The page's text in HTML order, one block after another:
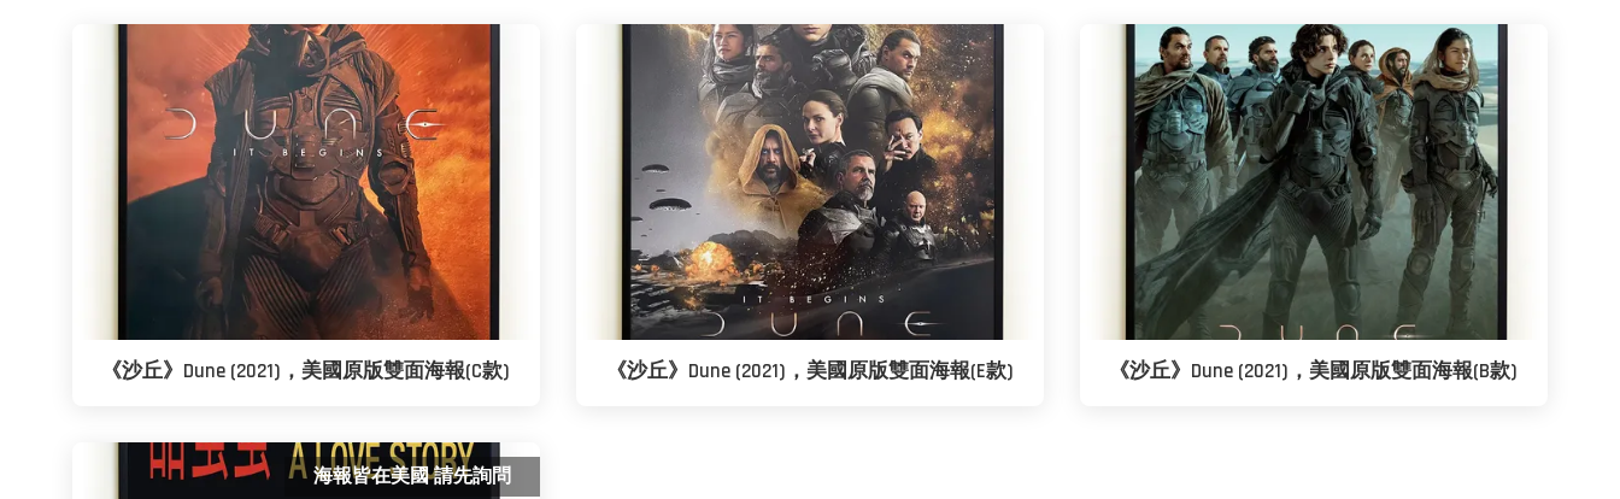
《沙丘》Dune (2021)，美國原版雙面海報(C款) 《沙丘》Dune (2021)，美國原版雙面海報(E款) 《沙丘》Dune (2021)，美國原版雙面海報(B款)
海報皆在美國 請先詢問